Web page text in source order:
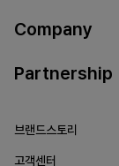
Company
Partnership
브랜드스토리
고객센터